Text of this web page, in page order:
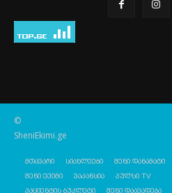
©
SheniEkimi.ge
მთავარი სიახლეები შენი დანამატი
შენი ექიმი
ვაკანსია
პულსი TV
პაციენტის ბუკლეტი
შენი დაავადება